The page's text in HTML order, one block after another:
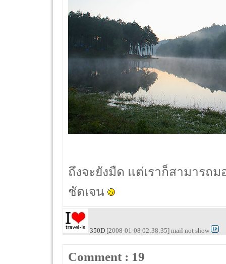
ถึงจะยังมืด แต่เราก็สามารถ
ชัดเจน
350D [2008-01-08 02:38:35] mail not show
Comment : 19